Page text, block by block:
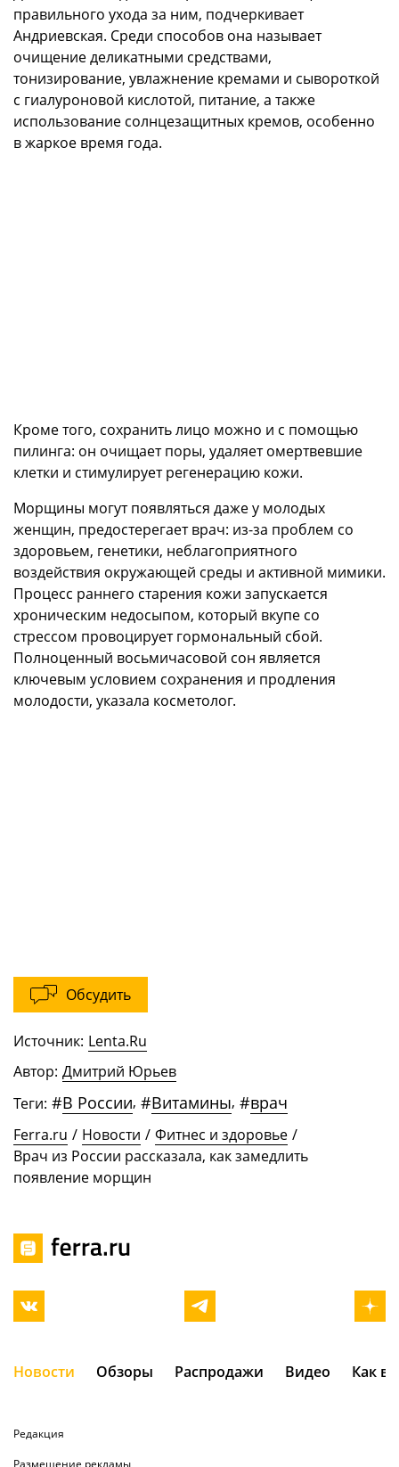
правильного ухода за ним, подчеркивает
Андриевская. Среди способов она называет
очищение деликатными средствами,
тонизирование, увлажнение кремами и сывороткой
с гиалуроновой кислотой, питание, а также
использование солнцезащитных кремов, особенно
в жаркое время года.
Кроме того, сохранить лицо можно и с помощью
пилинга: он очищает поры, удаляет омертвевшие
клетки и стимулирует регенерацию кожи.
Морщины могут появляться даже у молодых
женщин, предостерегает врач: из-за проблем со
здоровьем, генетики, неблагоприятного
воздействия окружающей среды и активной мимики.
Процесс раннего старения кожи запускается
хроническим недосыпом, который вкупе со
стрессом провоцирует гормональный сбой.
Полноценный восьмичасовой сон является
ключевым условием сохранения и продления
молодости, указала косметолог.
Обсудить
Источник: Lenta.Ru
Автор: Дмитрий Юрьев
Теги: #В России, #Витамины, #врач
Ferra.ru / Новости / Фитнес и здоровье /
Врач из России рассказала, как замедлить
появление морщин
Новости Обзоры Распродажи Видео Как
Редакция